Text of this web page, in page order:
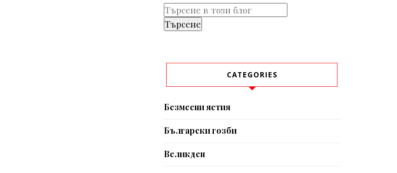
CATEGORIES
Безмесни ястия
Български гозби
Великден